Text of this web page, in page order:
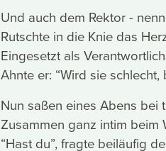
Und auch dem Rektor -
Rutschte in die Knie das
Eingesetzt als
Ahnte er: “Wird sie schlecht,
Nun saßen eines Abens bei
Zusammen ganz intim beim
“Hast du”, fragte beiläufig